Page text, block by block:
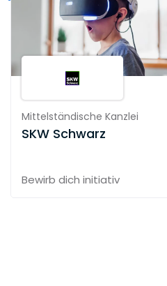
Mittelständische Kanzlei
SKW Schwarz
Bewirb dich initiativ